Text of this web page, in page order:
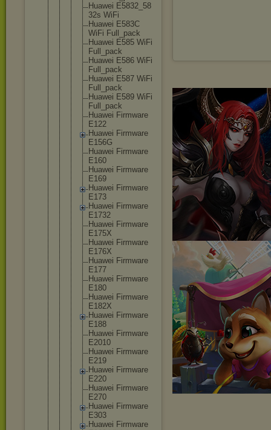
Huawei E5832_58
32s WiFi
Huawei E583C
WiFi Full_pac k
Huawei E585 WiFi
Full_pac k
Huawei E586 WiFi
Full_pac k
Huawei E587 WiFi
Full_pac k
Huawei E589 WiFi
Full_pac k
Huawei Firmware
E122
Huawei Firmware
E156G
Huawei Firmware
E160
Huawei Firmware
E169
Huawei Firmware
E173
Huawei Firmware
E1732
Huawei Firmware
E175X
Huawei Firmware
E176X
Huawei Firmware
E177
Huawei Firmware
E180
Huawei Firmware
E182X
Huawei Firmware
E188
Huawei Firmware
E2010
Huawei Firmware
E219
Huawei Firmware
E220
Huawei Firmware
E270
Huawei Firmware
E303
Huawei Firmware